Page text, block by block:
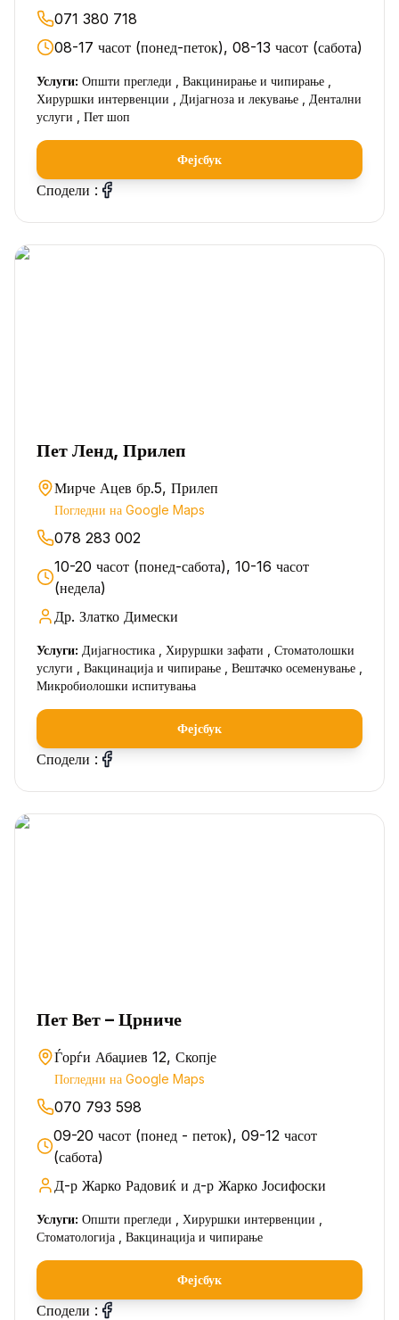
071 380 718
08-17 часот (понед-петок), 08-13 часот (сабота)
Услуги: Општи прегледи , Вакцинирање и чипирање ,
Хируршки интервенции , Дијагноза и лекување , Дентални
услуги , Пет шоп
Фејсбук
Сподели :
Пет Ленд, Прилеп
Мирче Ацев бр.5, Прилеп
Погледни на Google Maps
078 283 002
10-20 часот (понед-сабота), 10-16 часот
(недела)
Др. Златко Димески
Услуги: Дијагностика , Хируршки зафати , Стоматолошки
услуги , Вакцинација и чипирање , Вештачко осеменување ,
Микробиолошки испитувања
Фејсбук
Сподели :
Пет Вет – Црниче
Ѓорѓи Абаџиев 12, Скопје
Погледни на Google Maps
070 793 598
09-20 часот (понед - петок), 09-12 часот
(сабота)
Д-р Жарко Радовиќ и д-р Жарко Јосифоски
Услуги: Општи прегледи , Хируршки интервенции ,
Стоматологија , Вакцинација и чипирање
Фејсбук
Сподели :